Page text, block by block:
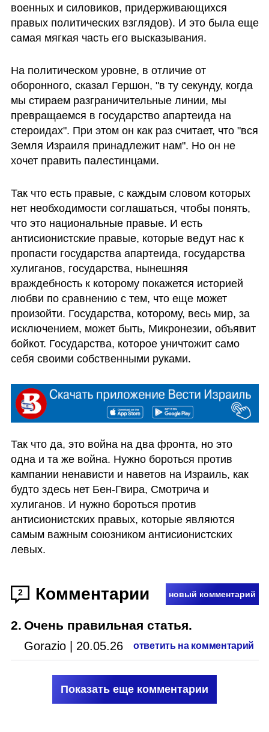
военных и силовиков, придерживающихся
правых политических взглядов). И это была еще
самая мягкая часть его высказывания.
На политическом уровне, в отличие от
оборонного, сказал Гершон, "в ту секунду, когда
мы стираем разграничительные линии, мы
превращаемся в государство апартеида на
стероидах". При этом он как раз считает, что "вся
Земля Израиля принадлежит нам". Но он не
хочет править палестинцами.
Так что есть правые, с каждым словом которых
нет необходимости соглашаться, чтобы понять,
что это национальные правые. И есть
антисионистские правые, которые ведут нас к
пропасти государства апартеида, государства
хулиганов, государства, нынешняя
враждебность к которому покажется историей
любви по сравнению с тем, что еще может
произойти. Государства, которому, весь мир, за
исключением, может быть, Микронезии, объявит
бойкот. Государства, которое уничтожит само
себя своими собственными руками.
Так что да, это война на два фронта, но это
одна и та же война. Нужно бороться против
кампании ненависти и наветов на Израиль, как
будто здесь нет Бен-Гвира, Смотрича и
хулиганов. И нужно бороться против
антисионистских правых, которые являются
самым важным союзником антисионистских
левых.
2 Комментарии новый комментарий
2. Очень правильная статья.
Gorazio 20.05.26 ответить на комментарий
Показать еще комментарии